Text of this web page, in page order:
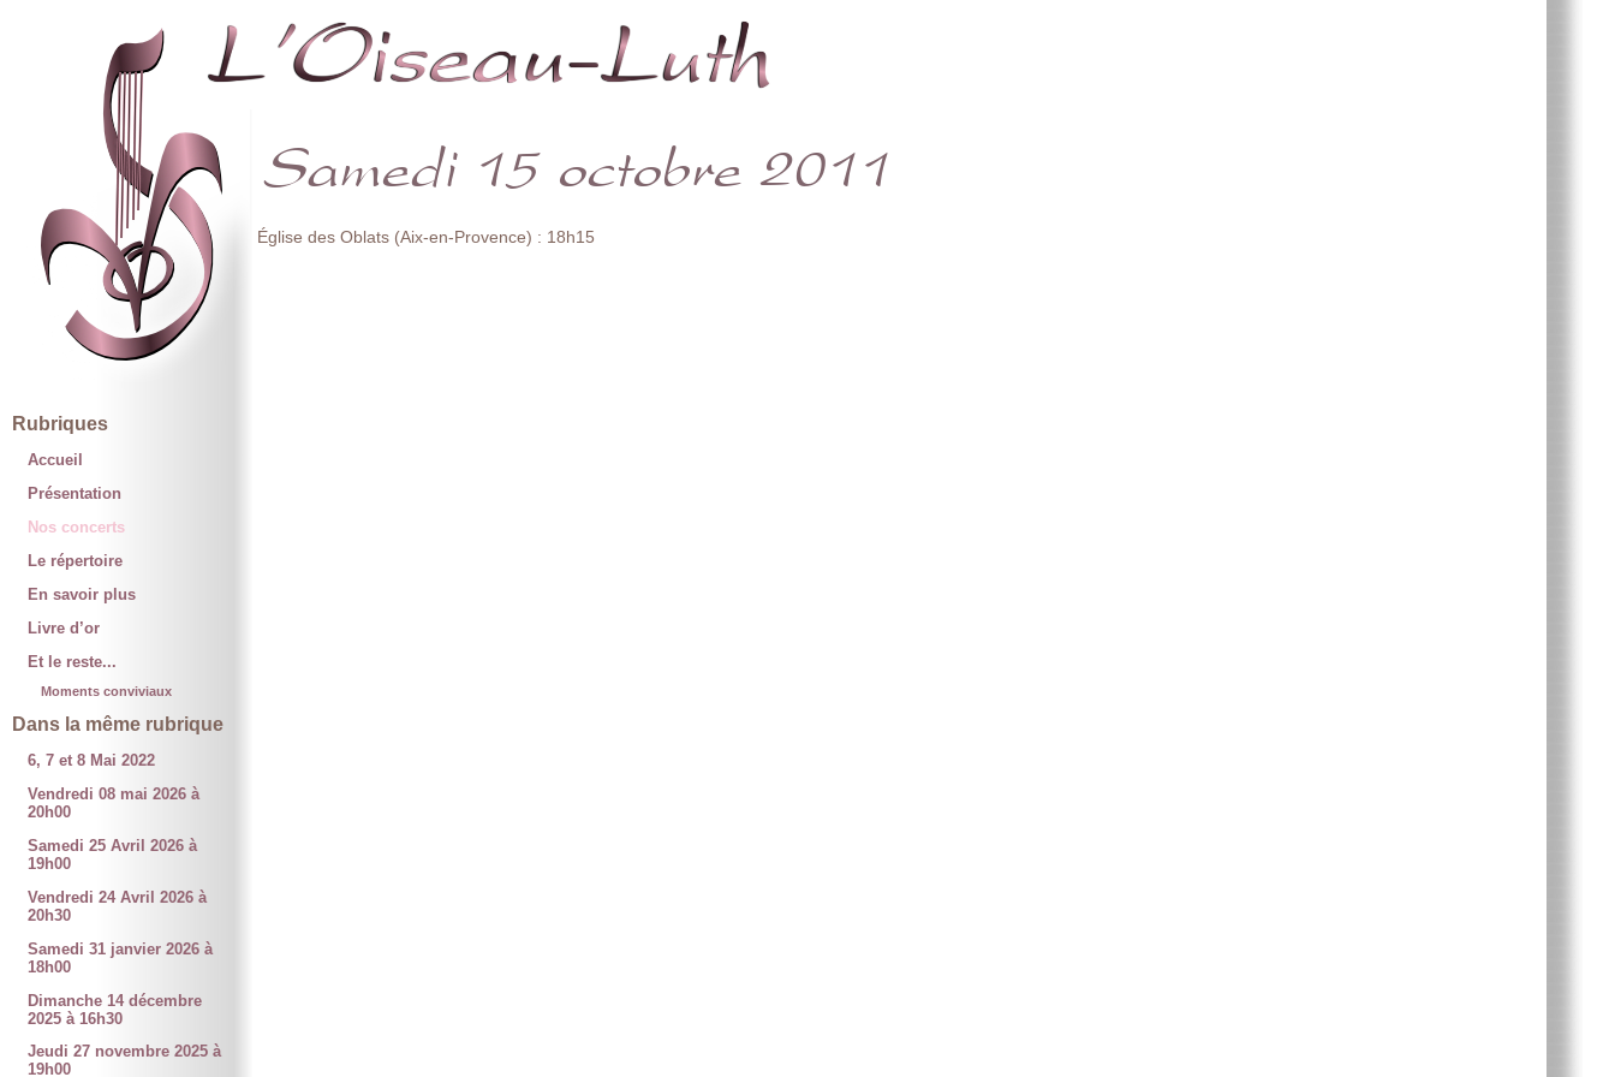
Rubriques
Accueil
Présentation
Nos concerts
Le répertoire
En savoir plus
Livre d’or
Et le reste...
Moments conviviaux
Dans la même rubrique
6, 7 et 8 Mai 2022
Vendredi 08 mai 2026 à
20h00
Samedi 25 Avril 2026 à
19h00
Vendredi 24 Avril 2026 à
20h30
Samedi 31 janvier 2026 à
18h00
Dimanche 14 décembre
2025 à 16h30
Jeudi 27 novembre 2025 à
19h00
Église des Oblats (Aix-en-Provence) : 18h15